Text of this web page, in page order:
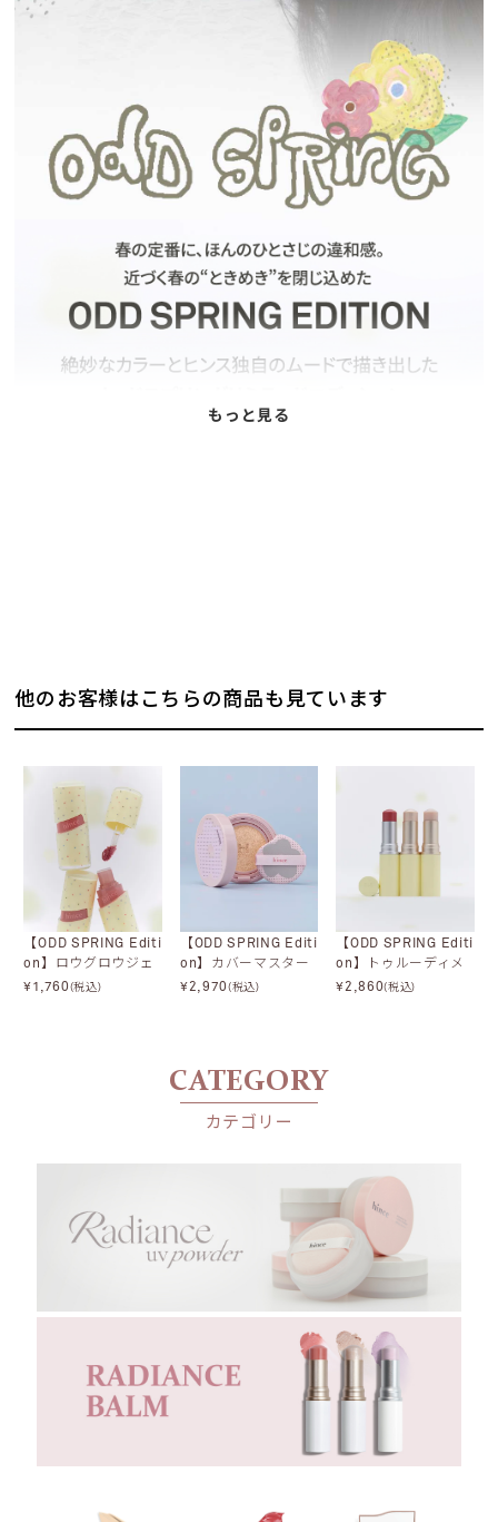
他のお客様はこちらの商品も見ています
【ODD SPRING Editi
on】ロウグロウジェ
ルティント
¥1,760(税込)
【ODD SPRING Editi
on】カバーマスター
ピンククッション
¥2,970(税込)
【ODD SPRING Editi
on】トゥルーディメ
ンションラディアン
¥2,860(税込)
CATEGORY
カテゴリー